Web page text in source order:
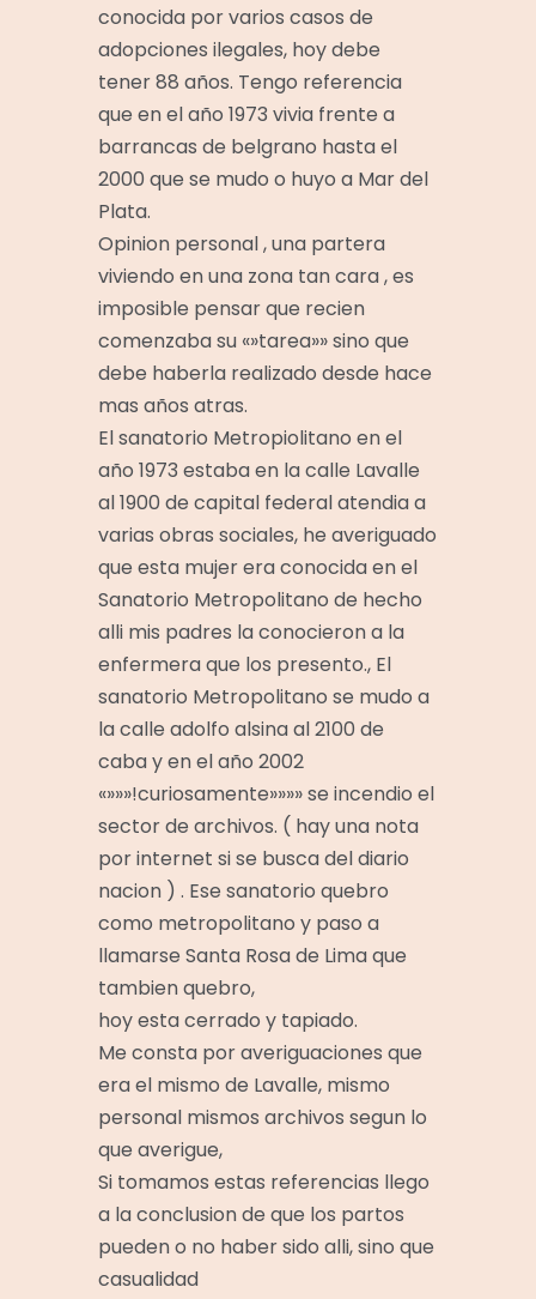
conocida por varios casos de
adopciones ilegales, hoy debe
tener 88 años. Tengo referencia
que en el año 1973 vivia frente a
barrancas de belgrano hasta el
2000 que se mudo o huyo a Mar del
Plata.
Opinion personal , una partera
viviendo en una zona tan cara , es
imposible pensar que recien
comenzaba su «»tarea»» sino que
debe haberla realizado desde hace
mas años atras.
El sanatorio Metropiolitano en el
año 1973 estaba en la calle Lavalle
al 1900 de capital federal atendia a
varias obras sociales, he averiguado
que esta mujer era conocida en el
Sanatorio Metropolitano de hecho
alli mis padres la conocieron a la
enfermera que los presento., El
sanatorio Metropolitano se mudo a
la calle adolfo alsina al 2100 de
caba y en el año 2002
«»»»!curiosamente»»»» se incendio el
sector de archivos. ( hay una nota
por internet si se busca del diario
nacion ) . Ese sanatorio quebro
como metropolitano y paso a
llamarse Santa Rosa de Lima que
tambien quebro,
hoy esta cerrado y tapiado.
Me consta por averiguaciones que
era el mismo de Lavalle, mismo
personal mismos archivos segun lo
que averigue,
Si tomamos estas referencias llego
a la conclusion de que los partos
pueden o no haber sido alli, sino que
casualidad